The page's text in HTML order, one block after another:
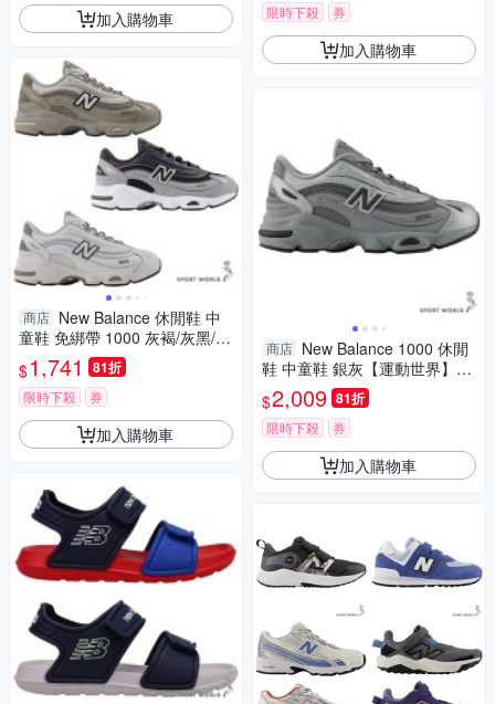
加入購物車
商店 New Balance 休閒鞋 中
童鞋 免綁帶 1000 灰褐/灰黑/白
灰【運動世界】PV1000NK-W/
PV1000AK-W/PV1000DK-W
$1,741 81折
限時下殺 券
加入購物車
限時下殺 券
加入購物車
商店 New Balance 1000 休閒
鞋 中童鞋 銀灰【運動世界】P1
0002HL-W
$2,009 81折
限時下殺 券
加入購物車